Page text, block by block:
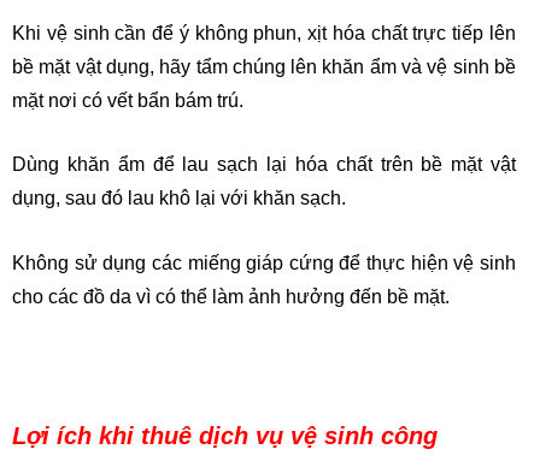
Khi vệ sinh cần để ý không phun, xịt hóa chất trực tiếp lên
bề mặt vật dụng, hãy tẩm chúng lên khăn ẩm và vệ sinh bề
mặt nơi có vết bẩn bám trú.
Dùng khăn ẩm để lau sạch lại hóa chất trên bề mặt vật
dụng, sau đó lau khô lại với khăn sạch.
Không sử dụng các miếng giáp cứng để thực hiện vệ sinh
cho các đồ da vì có thể làm ảnh hưởng đến bề mặt.
Lợi ích khi thuê dịch vụ vệ sinh công